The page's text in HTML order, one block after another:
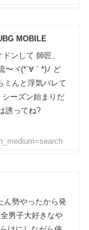
MOBILE
ンして 師匠、
〜ヾ(*´∀｀*)ﾉ ど
ミんと浮気バレて
シーズン始まりだ
誘ってね?
ん勢やったから発
男子大好きなや